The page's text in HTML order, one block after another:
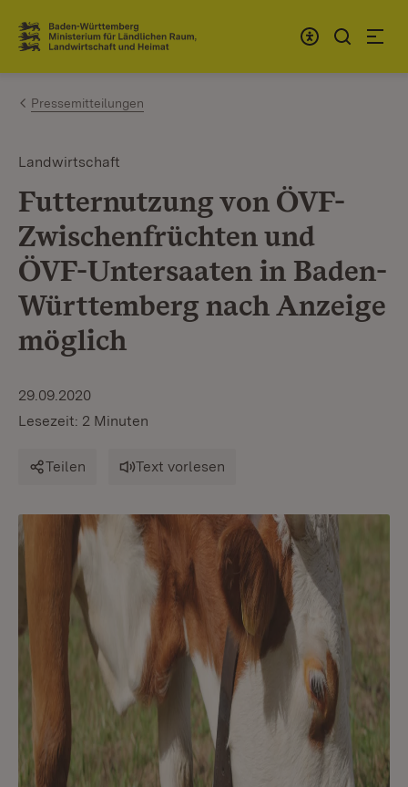
Zum Inhalt springen
Link zur Startseite
Pressemitteilungen
Landwirtschaft
Futternutzung von ÖVF-
Zwischenfrüchten und
ÖVF-Untersaaten in Baden-
Württemberg nach Anzeige
möglich
29.09.2020
Lesezeit: 2 Minuten
Teilen Text vorlesen